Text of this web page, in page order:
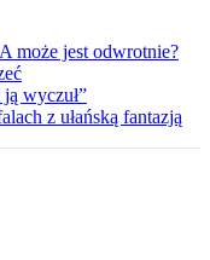
może jest odwrotnie?
wyczuł”
z ułańską fantazją